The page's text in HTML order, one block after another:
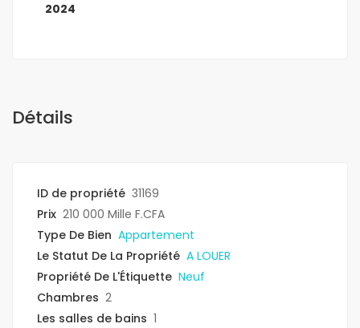
2024
Détails
ID de propriété 31169
Prix 210 000 Mille F.CFA
Type De Bien Appartement
Le Statut De La Propriété A LOUER
Propriété De L'Étiquette Neuf
Chambres 2
Les salles de bains 1